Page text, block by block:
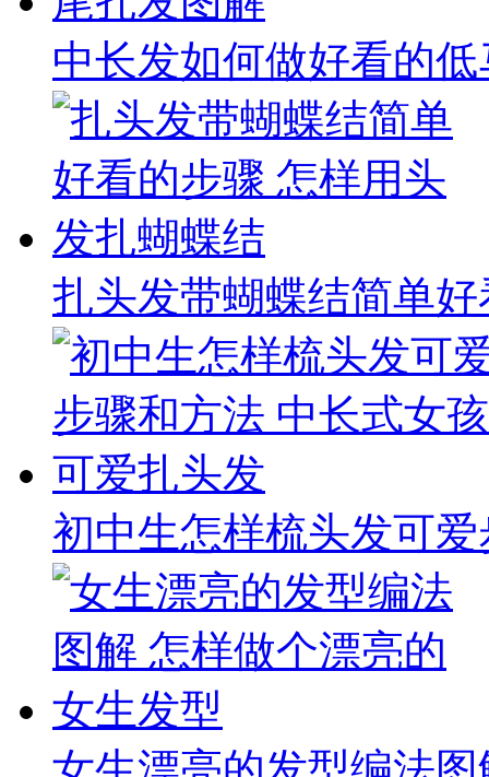
中长发如何做好看的
扎头发带蝴蝶结简单
初中生怎样梳头发可